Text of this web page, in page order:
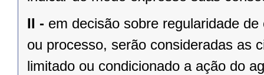
II - em decisão sobre regularidade
ou processo, serão consideradas as
limitado ou condicionado a ação do